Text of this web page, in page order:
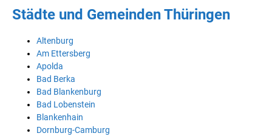
Städte und Gemeinden Thüringen
Altenburg
Am Ettersberg
Apolda
Bad Berka
Bad Blankenburg
Bad Lobenstein
Blankenhain
Dornburg-Camburg